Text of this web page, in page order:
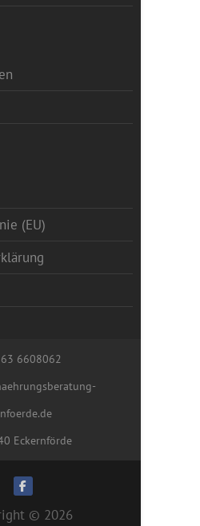
(EU)
6608062
Eckernförde
© 2026